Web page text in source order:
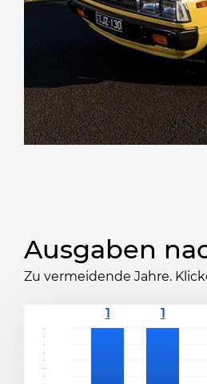
Ausgaben
Zu vermeidende Jahre.